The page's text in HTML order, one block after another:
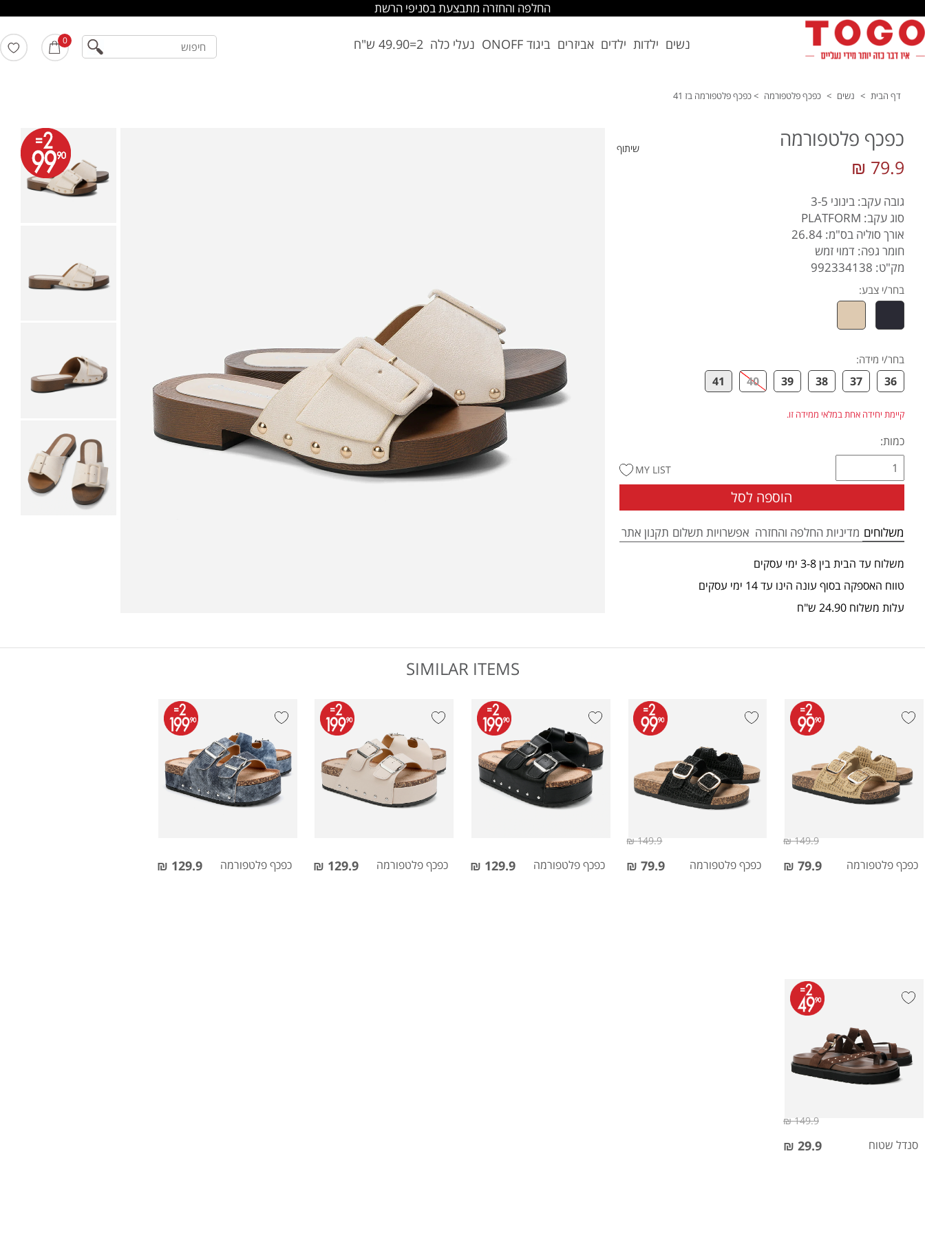
החלפה והחזרה מתבצעת בסניפי הרשת
נשים ילדות ילדים אביזרים ביגוד ONOFF נעלי כלה 2=49.90 ש"ח 0 חיפוש
דף הבית > נשים > כפכף פלטפורמה >כפכף פלטפורמה בז 41
שיתוף כפכף פלטפורמה
79.9 ₪
גובה עקב: בינוני 3-5
סוג עקב: PLATFORM
אורך סוליה בס"מ: 26.84
חומר גפה: דמוי זמש
מק"ט: 992334138
בחר/י צבע:
בחר/י מידה:
36
37
38
39
40
41
קיימת יחידה אחת במלאי ממידה זו.
כמות:
הוספה לסל
MY LIST
משלוחים מדיניות החלפה והחזרה אפשרויות תשלום תקנון אתר
משלוח עד הבית בין 3-8 ימי עסקים
טווח האספקה בסוף עונה הינו עד 14 ימי עסקים
עלות משלוח 24.90 ש"ח
SIMILAR ITEMS
כפכף פלטפורמה 79.9 ₪
149.9 ₪
כפכף פלטפורמה 79.9 ₪
149.9 ₪
כפכף פלטפורמה 129.9 ₪ כפכף פלטפורמה 129.9 ₪ כפכף פלטפורמה 129.9 ₪
סנדל שטוח 29.9 ₪
149.9 ₪